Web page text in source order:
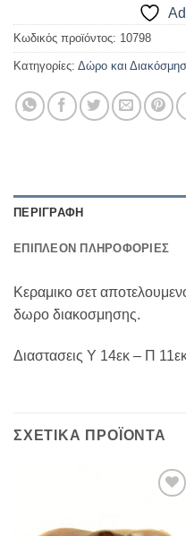
Κωδικός προϊόντος: 10798
Κατηγορίες: Δώρο και
ΠΕΡΙΓΡΑΦΉ
ΕΠΙΠΛΈΟΝ ΠΛΗΡΟΦΟΡΊΕΣ
Κεραμικο σετ
δωρο διακοσμησης.
Διαστασεις Υ 14εκ – Π
ΣΧΕΤΙΚΆ ΠΡΟΪΌΝΤΑ